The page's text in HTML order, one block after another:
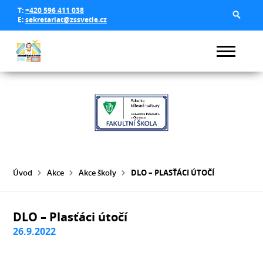
T:+420 596 411 038
E:sekretariat@zssvetle.cz
Úvod Akce Akce školy DLO – PLASŤÁCI ÚTOČÍ
DLO – Plasťáci útočí
26.9.2022